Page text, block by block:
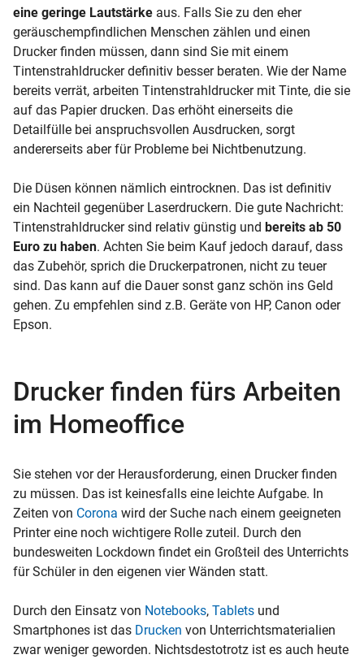
eine geringe Lautstärke aus. Falls Sie zu den eher
geräuschempfindlichen Menschen zählen und einen
Drucker finden müssen, dann sind Sie mit einem
Tintenstrahldrucker definitiv besser beraten. Wie der Name
bereits verrät, arbeiten Tintenstrahldrucker mit Tinte, die sie
auf das Papier drucken. Das erhöht einerseits die
Detailfülle bei anspruchsvollen Ausdrucken, sorgt
andererseits aber für Probleme bei Nichtbenutzung.
Die Düsen können nämlich eintrocknen. Das ist definitiv
ein Nachteil gegenüber Laserdruckern. Die gute Nachricht:
Tintenstrahldrucker sind relativ günstig und bereits ab 50
Euro zu haben. Achten Sie beim Kauf jedoch darauf, dass
das Zubehör, sprich die Druckerpatronen, nicht zu teuer
sind. Das kann auf die Dauer sonst ganz schön ins Geld
gehen. Zu empfehlen sind z.B. Geräte von HP, Canon oder
Epson.
Drucker finden fürs Arbeiten
im Homeoffice
Sie stehen vor der Herausforderung, einen Drucker finden
zu müssen. Das ist keinesfalls eine leichte Aufgabe. In
Zeiten von Corona wird der Suche nach einem geeigneten
Printer eine noch wichtigere Rolle zuteil. Durch den
bundesweiten Lockdown findet ein Großteil des Unterrichts
für Schüler in den eigenen vier Wänden statt.
Durch den Einsatz von Notebooks, Tablets und
Smartphones ist das Drucken von Unterrichtsmaterialien
zwar weniger geworden. Nichtsdestotrotz ist es auch heute